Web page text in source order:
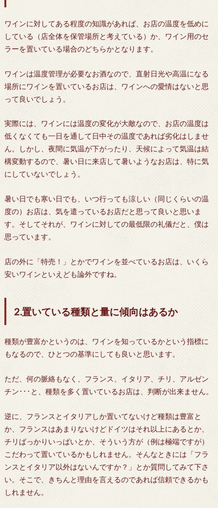
ワインに対してある程度の知識があれば、お店の温度を低めに
している（店全体を保管場所と考えている）か、ワイン用のセ
ラーを置いている場合のどちらかとなります。
ワインは温度管理が必要なお酒なので、直射日光や高温になる
場所にワインを置いているお店は、ワインへの愛情はないと思
って良いでしょう。
実際には、ワインには温度の変化が大敵なので、お店の温度は
低くなくても一日を通して日中その温度であれば劣化はしませ
ん。しかし、夜間に気温が下がったり、天候によって気温は結
構変動するので、暑い日に来店して暑いようなお店は、特に気
にしていないでしょう。
暑い日でも寒い日でも、いつ行っても涼しい（同じくらいの温
度の）お店は、気を遣っているお店だと思って良いと思いま
す。そしてそれが、ワインに対しての最低限の礼儀だと、僕は
思っています。
店の外に「特売！」とかでワインを並べているお店は、いくら
安いワインといえども論外ですね。
2.置いている種類と量に傾向はあるか
種類が豊富かというのは、ワインを知っているかという指標に
もなるので、ひとつの基準にしても良いと思います。
ただ、何の脈絡もなく、フランス、イタリア、チリ、アルゼン
チン･･･と、種類を多く置いているお店は、判断が出来ません。
逆に、フランスとイタリアしか置いてないけど種類は豊富と
か、フランスはあまりないけどドイツはそれ以上にあるとか、
チリばっかりいっぱいとか、そういう方が（例は極端ですが）
こだわって置いているかもしれません。そんなときには「フラ
ンスとイタリア以外はないんですか？」とか質問してみて下さ
い。そこで、きちんと理由を言えるのであれば信頼できるかも
しれません。